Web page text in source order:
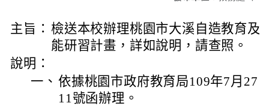
主旨： 檢送本校辦理桃園市大溪自造教育及
能研習計畫，詳如說明，請查照。
說明：
一、 依據桃園市政府教育局109年7月27
11號函辦理。